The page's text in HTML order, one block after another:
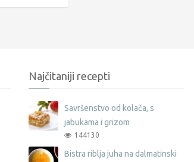
Najčitaniji recepti
Savršenstvo od kolača, s
jabukama i grizom
144130
Bistra riblja juha na dalmatinski